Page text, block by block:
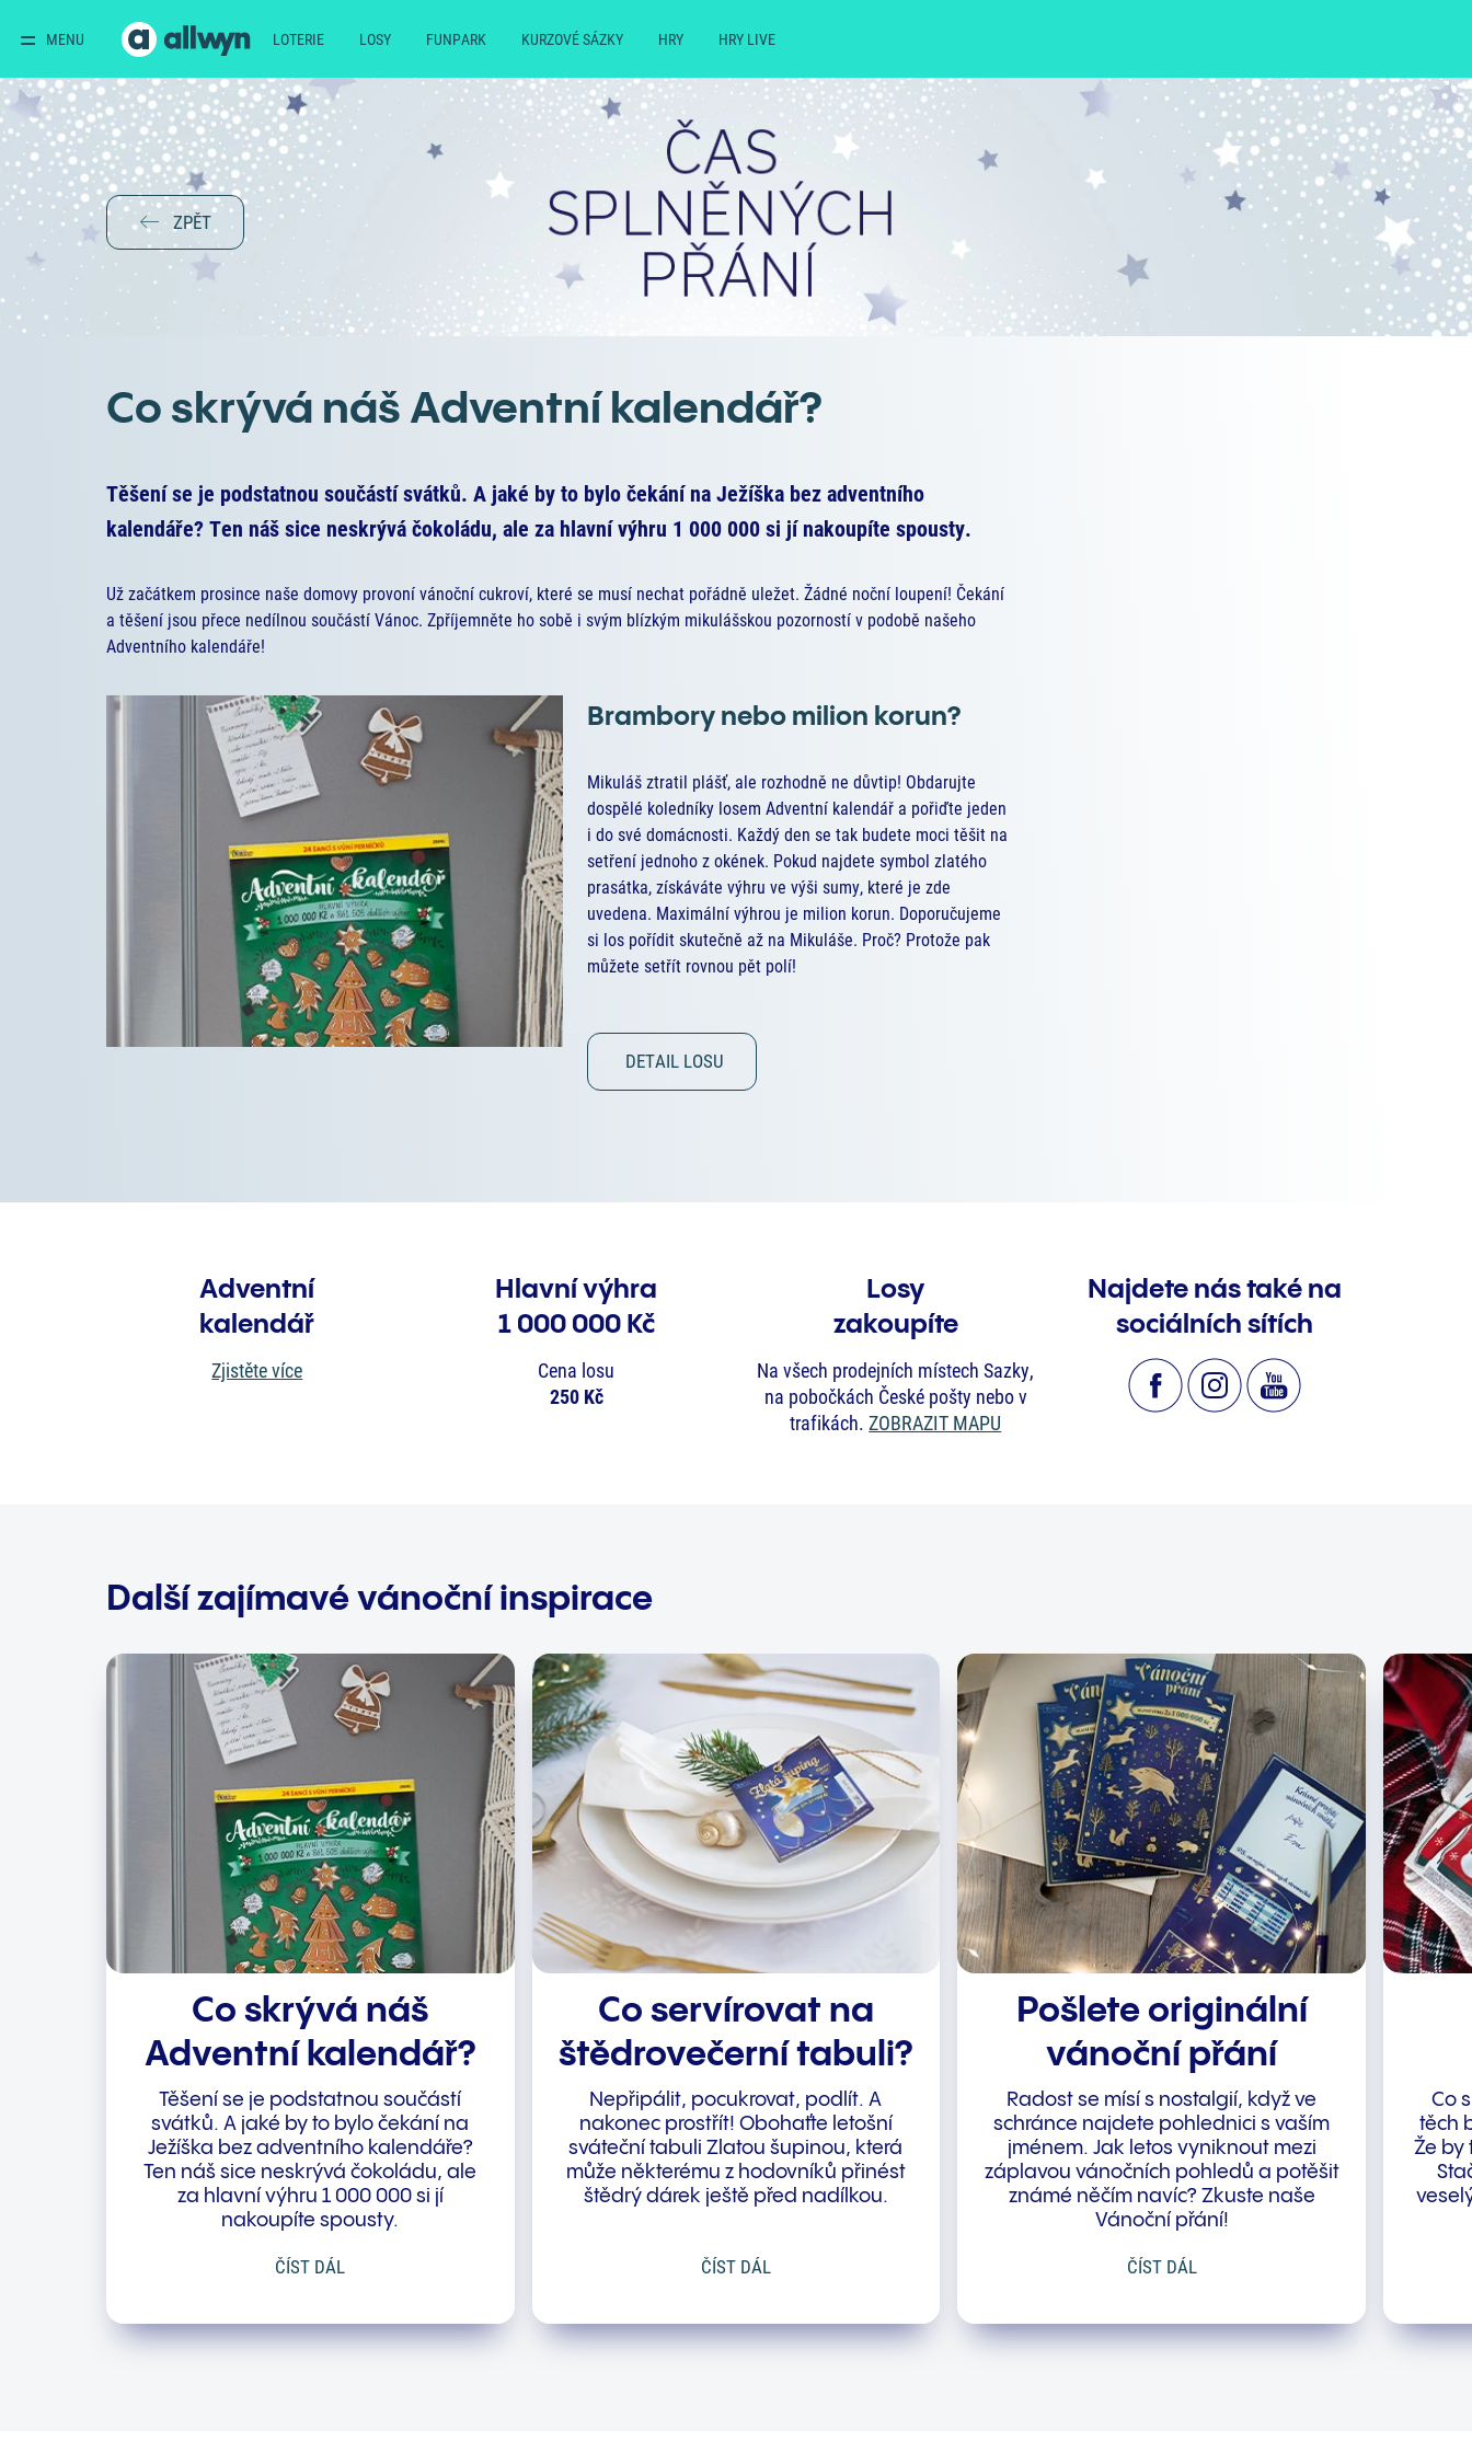
MENU LOTERIE LOSY FUNPARK KURZOVÉ SÁZKY HRY HRY LIVE
ZPĚT
Co skrývá náš Adventní kalendář?
Těšení se je podstatnou součástí svátků. A jaké by to bylo čekání na Ježíška bez adventního
kalendáře? Ten náš sice neskrývá čokoládu, ale za hlavní výhru 1 000 000 si jí nakoupíte spousty.
Už začátkem prosince naše domovy provoní vánoční cukroví, které se musí nechat pořádně uležet. Žádné noční loupení! Čekání
a těšení jsou přece nedílnou součástí Vánoc. Zpříjemněte ho sobě i svým blízkým mikulášskou pozorností v podobě našeho
Adventního kalendáře!
Brambory nebo milion korun?
Mikuláš ztratil plášť, ale rozhodně ne důvtip! Obdarujte
dospělé koledníky losem Adventní kalendář a pořiďte jeden
i do své domácnosti. Každý den se tak budete moci těšit na
setření jednoho z okének. Pokud najdete symbol zlatého
prasátka, získáváte výhru ve výši sumy, které je zde
uvedena. Maximální výhrou je milion korun. Doporučujeme
si los pořídit skutečně až na Mikuláše. Proč? Protože pak
můžete setřít rovnou pět polí!
DETAIL LOSU
Adventní
kalendář
Zjistěte více
Hlavní výhra
1 000 000 Kč
Cena losu
250 Kč
Losy
zakoupíte
Na všech prodejních místech Sazky,
na pobočkách České pošty nebo v
trafikách.ZOBRAZIT MAPU
Najdete nás také na
sociálních sítích
Další zajímavé vánoční inspirace
Co skrývá náš
Adventní kalendář?
Těšení se je podstatnou součástí
svátků. A jaké by to bylo čekání na
Ježíška bez adventního kalendáře?
Ten náš sice neskrývá čokoládu, ale
za hlavní výhru 1 000 000 si jí
nakoupíte spousty.
ČÍST DÁL
Co servírovat na
štědrovečerní tabuli?
Nepřipálit, pocukrovat, podlít. A
nakonec prostřít! Obohaťte letošní
sváteční tabuli Zlatou šupinou, která
může některému z hodovníků přinést
štědrý dárek ještě před nadílkou.
ČÍST DÁL
Pošlete originální
vánoční přání
Radost se mísí s nostalgií, když ve
schránce najdete pohlednici s vaším
jménem. Jak letos vyniknout mezi
záplavou vánočních pohledů a potěšit
známé něčím navíc? Zkuste naše
Vánoční přání!
ČÍST DÁL
Co
těch
Že by